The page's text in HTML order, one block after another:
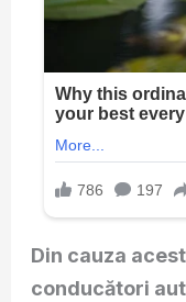
Din cauza
conducători